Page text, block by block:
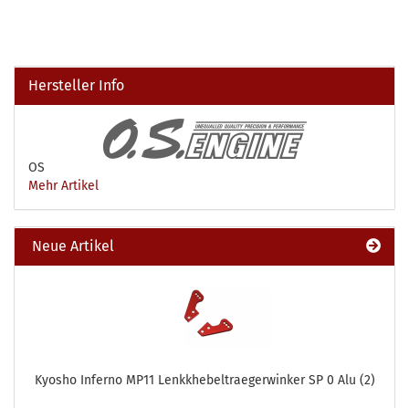
Hersteller Info
OS
Mehr Artikel
Neue Artikel
Kyosho Inferno MP11 Lenkkhebeltraegerwinker SP 0 Alu (2)